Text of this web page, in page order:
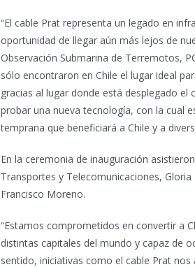
“El cable Prat representa un legado en
oportunidad de llegar aún más lejos de
Observación Submarina de Terremotos,
sólo encontraron en Chile el lugar ideal
gracias al lugar donde está desplegado
probar una nueva tecnología, con la cual
temprana que beneficiará a Chile y a
En la ceremonia de inauguración
Transportes y Telecomunicaciones,
Francisco Moreno.
“Estamos comprometidos en convertir a
distintas capitales del mundo y capaz de
sentido, iniciativas como el cable Prat